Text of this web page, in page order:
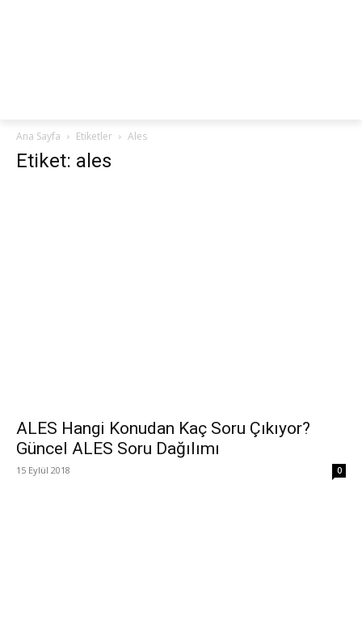
Ana Sayfa Etiketler Ales
Etiket: ales
ALES Hangi Konudan Kaç Soru Çıkıyor?
Güncel ALES Soru Dağılımı
15 Eylül 2018 0